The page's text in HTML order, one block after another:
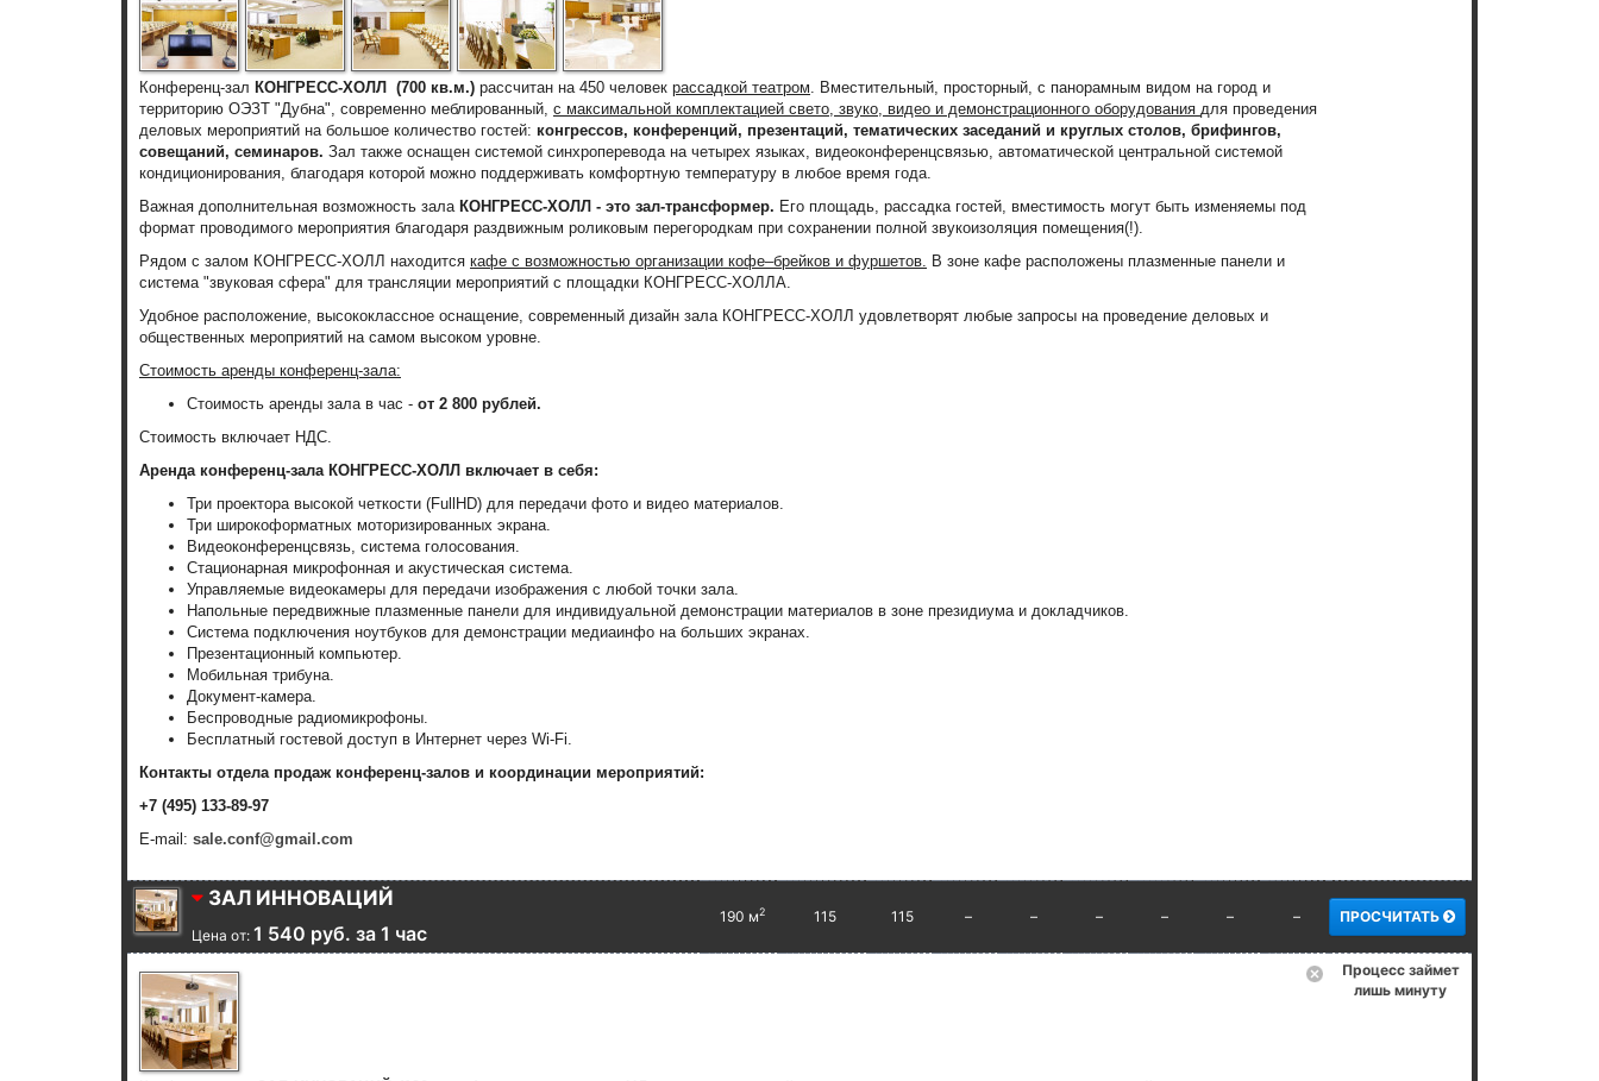
Конференц-зал КОНГРЕСС-ХОЛЛ (700 кв.м.) рассчитан на 450 человек рассадкой театром . Вместительный, просторный, с панорамным видом на город и
территорию ОЭЗТ "Дубна", современно меблированный, с максимальной комплектацией свето, звуко, видео и демонстрационного оборудования для проведения
деловых мероприятий на большое количество гостей: конгрессов, конференций, презентаций, тематических заседаний и круглых столов, брифингов,
совещаний, семинаров. Зал также оснащен системой синхроперевода на четырех языках, видеоконференцсвязью, автоматической центральной системой
кондиционирования, благодаря которой можно поддерживать комфортную температуру в любое время года.
Важная дополнительная возможность зала КОНГРЕСС-ХОЛЛ - это зал-трансформер. Его площадь, рассадка гостей, вместимость могут быть изменяемы под
формат проводимого мероприятия благодаря раздвижным роликовым перегородкам при сохранении полной звукоизоляция помещения(!).
Рядом с залом КОНГРЕСС-ХОЛЛ находится кафе с возможностью организации кофе–брейков и фуршетов. В зоне кафе расположены плазменные панели и
система "звуковая сфера" для трансляции мероприятий с площадки КОНГРЕСС-ХОЛЛА.
Удобное расположение, высококлассное оснащение, современный дизайн зала КОНГРЕСС-ХОЛЛ удовлетворят любые запросы на проведение деловых и
общественных мероприятий на самом высоком уровне.
Стоимость аренды конференц-зала:
Стоимость аренды зала в час - от 2 800 рублей.
Стоимость включает НДС.
Аренда конференц-зала КОНГРЕСС-ХОЛЛ включает в себя:
Три проектора высокой четкости (FullHD) для передачи фото и видео материалов.
Три широкоформатных моторизированных экрана.
Видеоконференцсвязь, система голосования.
Стационарная микрофонная и акустическая система.
Управляемые видеокамеры для передачи изображения с любой точки зала.
Напольные передвижные плазменные панели для индивидуальной демонстрации материалов в зоне президиума и докладчиков.
Система подключения ноутбуков для демонстрации медиаинфо на больших экранах.
Презентационный компьютер.
Мобильная трибуна.
Документ-камера.
Беспроводные радиомикрофоны.
Бесплатный гостевой доступ в Интернет через Wi-Fi.
Контакты отдела продаж конференц-залов и координации мероприятий:
+7 (495) 133-89-97
E-mail: sale.conf@gmail.com
ЗАЛ ИННОВАЦИЙ
Цена от: 1 540 руб. за 1 час
190 м2 115 115 – – – – – – ПРОСЧИТАТЬ
Процесс займет
лишь минуту